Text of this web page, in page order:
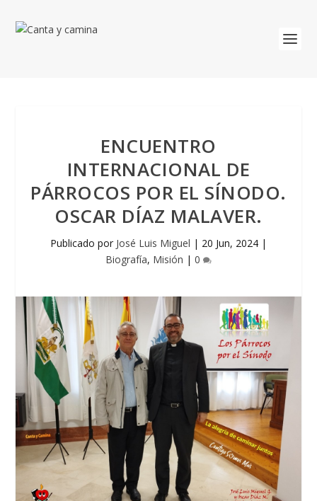
ENCUENTRO
INTERNACIONAL DE
PÁRROCOS POR EL SÍNODO.
OSCAR DÍAZ MALAVER.
Publicado por José Luis Miguel | 20 Jun, 2024 |
Biografía, Misión | 0